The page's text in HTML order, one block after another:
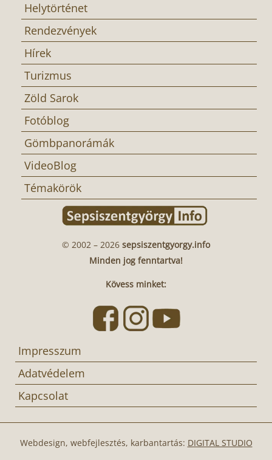
Helytörténet
Rendezvények
Hírek
Turizmus
Zöld Sarok
Fotóblog
Gömbpanorámák
VideoBlog
Témakörök
© 2002 – 2026 sepsiszentgyorgy.info
Minden jog fenntartva!
Kövess minket:
Impresszum
Adatvédelem
Kapcsolat
Webdesign, webfejlesztés, karbantartás: DIGITAL STUDIO